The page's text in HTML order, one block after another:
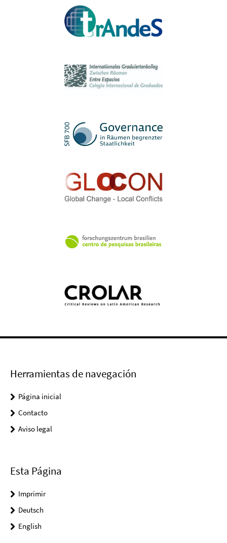
Herramientas de navegación
Página inicial
Contacto
Aviso legal
Esta Página
Imprimir
Deutsch
English